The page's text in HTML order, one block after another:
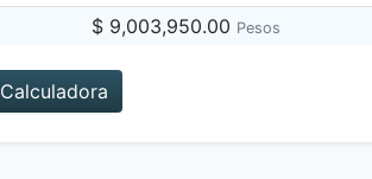
$ 9,003,950.00 Pesos
Calculadora